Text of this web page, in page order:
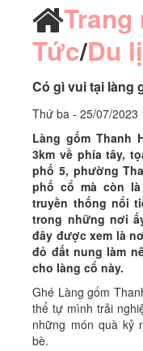
Trang
Tức/Du
Có gì vui tại làng
Thứ ba - 25/07/2023
Làng gốm Thanh
3km về phía tây,
phố 5, phường
phố cổ mà còn
truyền thống nổi
trong những nơi
đây được xem là
đỏ đất nung làm
cho làng cổ này.
Ghé Làng gốm
thể tự mình trải
những món quà kỷ
bè.